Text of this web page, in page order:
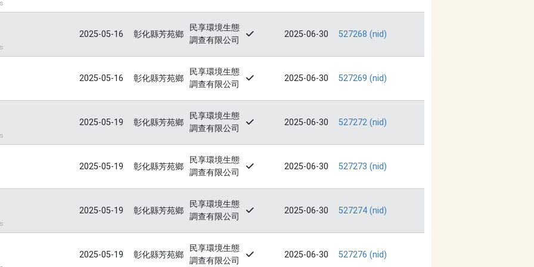
2025-05-16 彰化縣芳苑鄉
民享環境生態
調查有限公司
2025-06-30 527268 (nid)
2025-05-16 彰化縣芳苑鄉
民享環境生態
調查有限公司
2025-06-30 527269 (nid)
2025-05-19 彰化縣芳苑鄉
民享環境生態
調查有限公司
2025-06-30 527272 (nid)
2025-05-19 彰化縣芳苑鄉
民享環境生態
調查有限公司
2025-06-30 527273 (nid)
2025-05-19 彰化縣芳苑鄉
民享環境生態
調查有限公司
2025-06-30 527274 (nid)
2025-05-19 彰化縣芳苑鄉
民享環境生態
調查有限公司
2025-06-30 527276 (nid)